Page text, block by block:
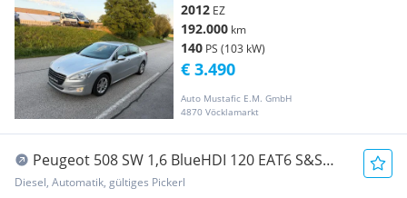
2012 EZ
192.000 km
140 PS (103 kW)
Auto Mustafic E.M. GmbH
4870 Vöcklamarkt
€ 3.490
Peugeot 508 SW 1,6 BlueHDI 120 EAT6 S&S
Business Automatik
Diesel, Automatik, gültiges Pickerl